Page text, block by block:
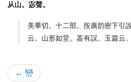
从山。宓聲。
美畢切。十二部。按廣韵密下引
云。山形如堂。葢有誤。玉篇云。
← 巒